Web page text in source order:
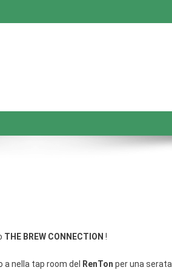
THE BREW CONNECTION !
a nella tap room del RenTon per una serata